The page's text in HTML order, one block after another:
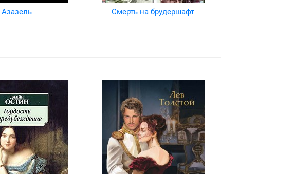
Азазель Смерть на брудершафт